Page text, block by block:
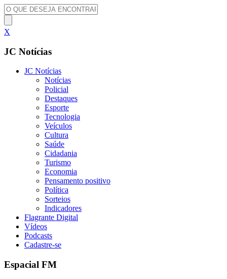
X
JC Notícias
JC Notícias
Notícias
Policial
Destaques
Esporte
Tecnologia
Veículos
Cultura
Saúde
Cidadania
Turismo
Economia
Pensamento positivo
Política
Sorteios
Indicadores
Flagrante Digital
Vídeos
Podcasts
Cadastre-se
Espacial FM